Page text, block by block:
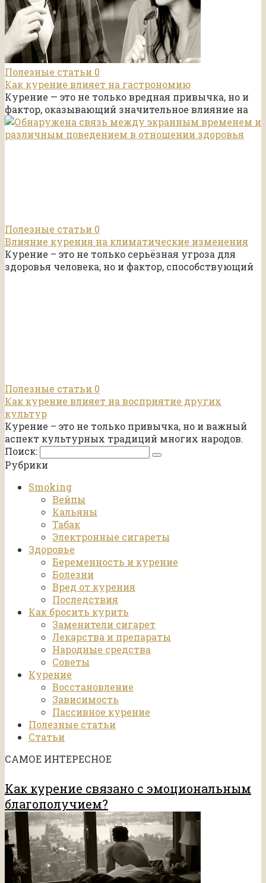
Полезные статьи 0
Как курение влияет на гастрономию
Курение — это не только вредная привычка, но и
фактор, оказывающий значительное влияние на
Полезные статьи 0
Влияние курения на климатические изменения
Курение – это не только серьёзная угроза для
здоровья человека, но и фактор, способствующий
Полезные статьи 0
Как курение влияет на восприятие других
культур
Курение – это не только привычка, но и важный
аспект культурных традиций многих народов.
Поиск:
Рубрики
Smoking
Вейпы
Кальяны
Табак
Электронные сигареты
Здоровье
Беременность и курение
Болезни
Вред от курения
Последствия
Как бросить курить
Заменители сигарет
Лекарства и препараты
Народные средства
Советы
Курение
Восстановление
Зависимость
Пассивное курение
Полезные статьи
Статьи
САМОЕ ИНТЕРЕСНОЕ
Как курение связано с эмоциональным
благополучием?